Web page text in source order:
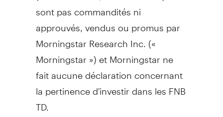
sont pas commandités ni
approuvés, vendus ou promus par
Morningstar Research Inc. («
Morningstar ») et Morningstar ne
fait aucune déclaration concernant
la pertinence d'investir dans les FNB
TD.